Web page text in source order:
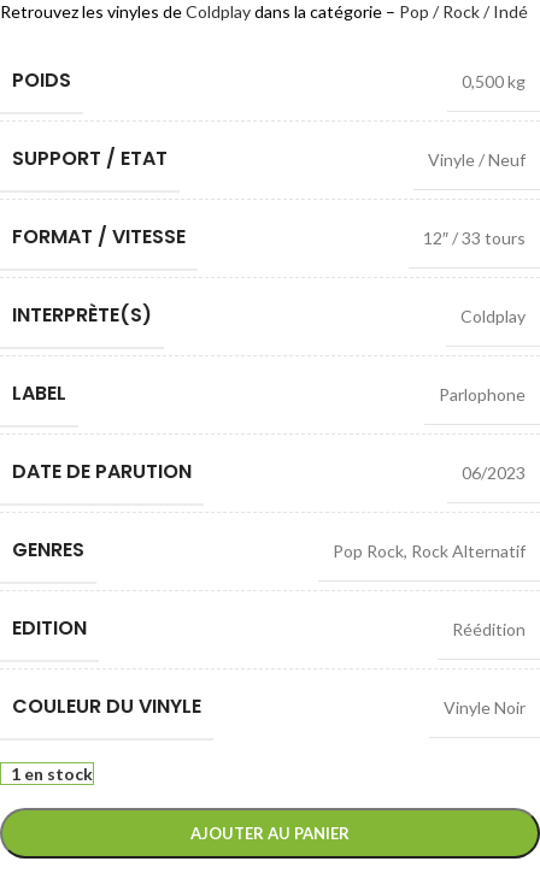
Retrouvez les vinyles deColdplaydans la catégorie – Pop / Rock / Indé
POIDS 0,500 kg
SUPPORT / ETAT Vinyle / Neuf
FORMAT / VITESSE 12″ / 33 tours
INTERPRÈTE(S) Coldplay
LABEL Parlophone
DATE DE PARUTION 06/2023
GENRES Pop Rock, Rock Alternatif
EDITION Réédition
COULEUR DU VINYLE Vinyle Noir
1 en stock
AJOUTER AU PANIER